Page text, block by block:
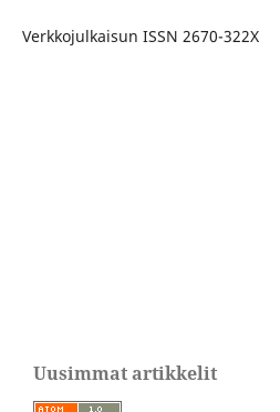
Verkkojulkaisun ISSN 2670-322X
Uusimmat artikkelit